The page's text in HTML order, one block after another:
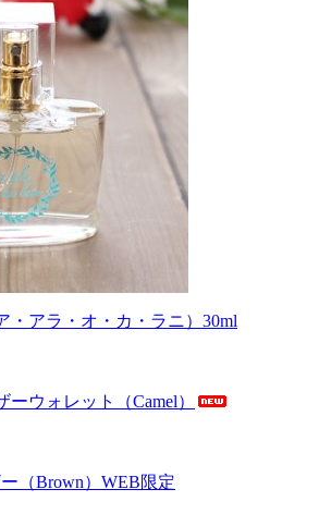
・アラ・オ・カ・ラニ）30ml
ウォレット（Camel）
（Brown）WEB限定